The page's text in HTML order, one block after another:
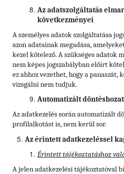
Az adatszolgáltatás
következményei
A személyes adatok szolgáltatása
azon adatainak megadása,
kezel kötelező. A szükséges adatok
nem képes jogszabályban előírt
ez ahhoz vezethet, hogy a panaszát,
vizsgálni nem tudjuk.
Automatizált
Az adatkezelés során automatizált
profilalkotást is, nem kerül sor.
Az érintett adatkezeléssel
Érintett tájékoztatáshoz
A jelen adatkezelési tájékoztatóval